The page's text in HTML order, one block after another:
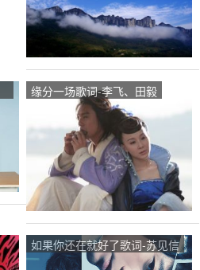
缘分一场歌词-李飞、田毅
如果你还在就好了歌词-苏见信